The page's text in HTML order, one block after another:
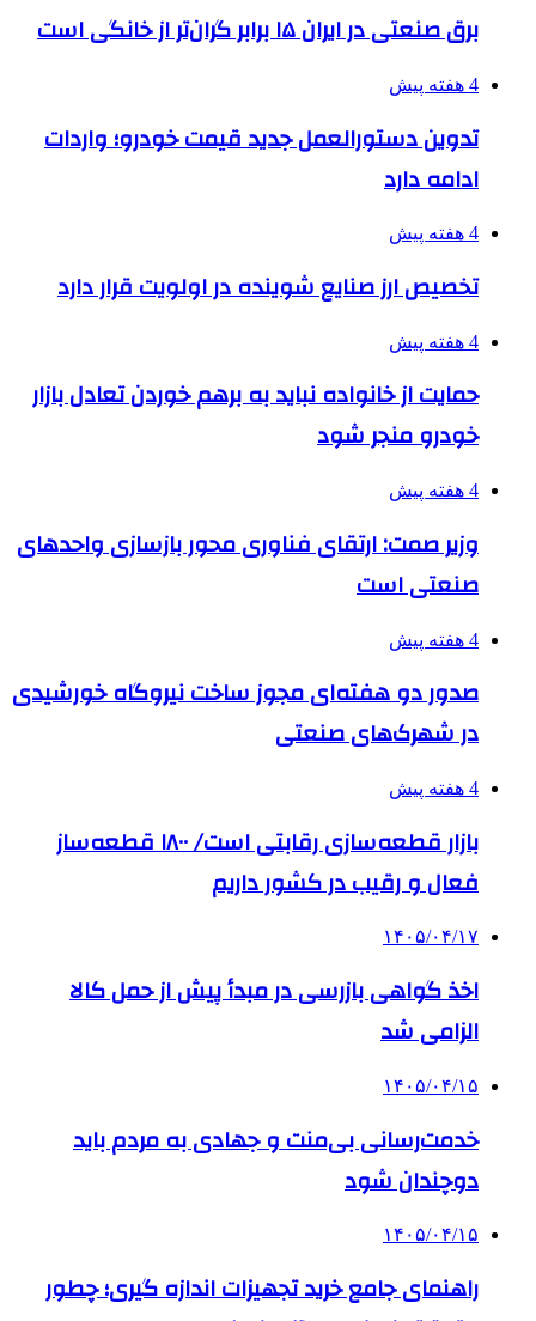
برق صنعتی در ایران ۱۵ برابر گران‌تر از خانگی است
4 هفته پیش
تدوین دستورالعمل جدید قیمت خودرو؛ واردات
ادامه دارد
4 هفته پیش
تخصیص ارز صنایع شوینده در اولویت قرار دارد
4 هفته پیش
حمایت از خانواده نباید به برهم خوردن تعادل بازار
خودرو منجر شود
4 هفته پیش
وزیر صمت: ارتقای فناوری محور بازسازی واحدهای
صنعتی است
4 هفته پیش
صدور دو هفته‌ای مجوز ساخت نیروگاه خورشیدی
در شهرک‌های صنعتی
4 هفته پیش
بازار قطعه‌سازی رقابتی است/ ۱۸۰۰ قطعه‌ساز
فعال و رقیب در کشور داریم
۱۴۰۵/۰۴/۱۷
اخذ گواهی بازرسی در مبدأ پیش از حمل کالا
الزامی شد
۱۴۰۵/۰۴/۱۵
خدمت‌رسانی بی‌منت و جهادی به مردم باید
دوچندان شود
۱۴۰۵/۰۴/۱۵
راهنمای جامع خرید تجهیزات اندازه گیری؛ چطور